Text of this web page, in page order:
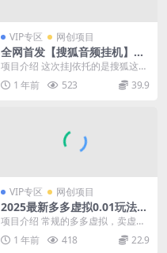
VIP专区 网创项目
全网首发【搜狐音频挂机】独
家技术，项目红利期，可矩阵
可放大，稳定月入8000+
项目介绍 这次挂J依托的是搜狐这平
台，可能有很多小伙伴了解过搜狐
视频的玩法，但此...
1 年前 523 39.9
VIP专区 网创项目
2025最新多多虚拟0.01玩法！
虚拟也有新世界，轻松日入25
项目介绍 常规的多多虚拟，卖虚拟
资料，做网盘拉新，兄弟们应该都
见识过了。 但是，...
1 年前 418 22.9